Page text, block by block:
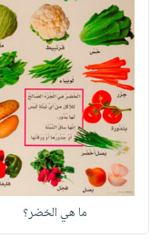
ما هي الخضر؟